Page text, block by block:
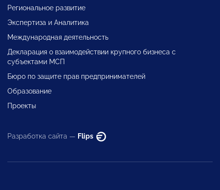
Региональное развитие
Экспертиза и Аналитика
Международная деятельность
Декларация о взаимодействии крупного бизнеса с
субъектами МСП
Бюро по защите прав предпринимателей
Образование
Проекты
Разработка сайта — Flips